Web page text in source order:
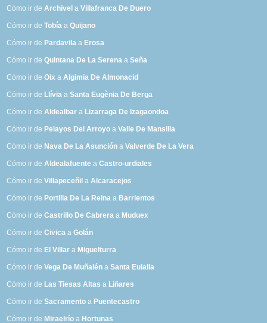
Cómo ir deArchivel aVillafranca De Duero
Cómo ir deTobía aQuijano
Cómo ir de Pardavila a Erosa
Cómo ir deQuintana De La Serena aSeña
Cómo ir deOix aAlgimia De Almonacid
Cómo ir de Llívia aSanta Eugènia De Berga
Cómo ir deAldealbar a Lizarraga De Izagaondoa
Cómo ir de Pelayos Del Arroyo aValle De Mansilla
Cómo ir de Nava De La Asunción aValverde De La Vera
Cómo ir deAldealafuente aCastro-urdiales
Cómo ir deVillapeceñil aAlcaracejos
Cómo ir de Portilla De La Reina a Barrientos
Cómo ir deCastrillo De Cabrera a Muduex
Cómo ir deCivica aGolán
Cómo ir de El Villar a Miguelturra
Cómo ir deVega De Muñalén aSanta Eulalia
Cómo ir de Las Tiesas Altas a Liñares
Cómo ir deSacramento a Puentecastro
Cómo ir de Miraelrío a Hortunas